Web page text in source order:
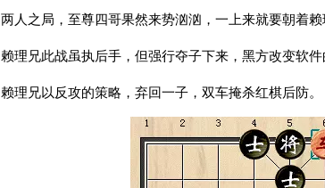
两人之局，至尊四哥果然来势汹汹，一上来就要朝着赖
赖理兄此战虽执后手，但强行夺子下来，黑方改变软件
赖理兄以反攻的策略，弃回一子，双车掩杀红棋后防。